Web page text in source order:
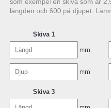
längden och 600 på djupet.
Skiva 1
mm
mm
Skiva 3